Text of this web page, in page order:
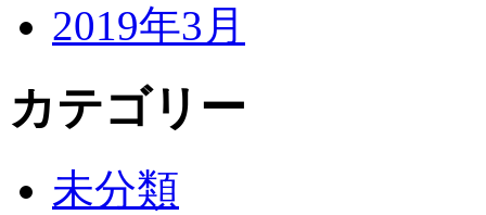
2019年3月
カテゴリー
未分類